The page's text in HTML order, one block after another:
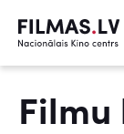
Filmu